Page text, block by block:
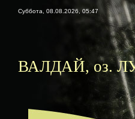
Суббота, 08.08.2026, 05:47
ВАЛДАЙ, оз.